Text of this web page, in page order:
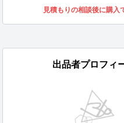
見積もりの相談後に購入
出品者プロフィ